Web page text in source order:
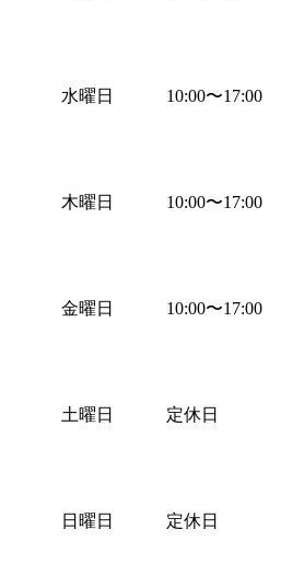
水曜日
木曜日
金曜日
土曜日
日曜日
10:00〜17:00
10:00〜17:00
10:00〜17:00
定休日
定休日